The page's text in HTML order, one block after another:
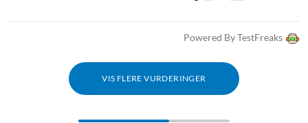
Lagring, luftfuktighet: 5–90% RF (ikke-kodenserende)
Materialer og mål
Powered By TestFreaks
VIS FLERE VURDERINGER